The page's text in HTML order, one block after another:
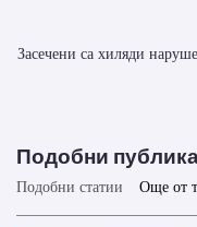
Засечени са хиляди
Подобни
Подобни статии Още от